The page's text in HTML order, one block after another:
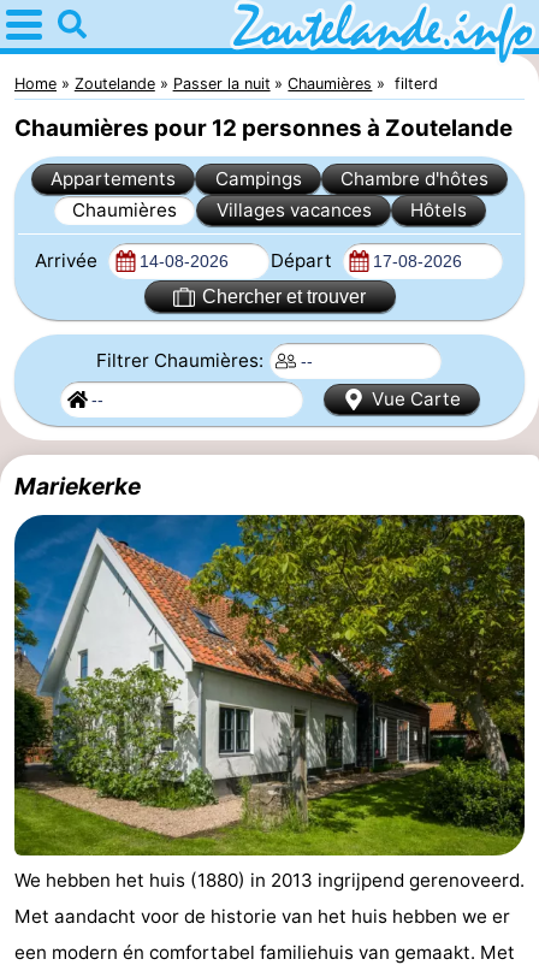
Home
Zoutelande
Astuces
Avec
enfants
Webcam
Langstraat
Webcam
Plage
Passer
la
nuit
Appartements
Aparthotel
Zoutelande
-
Duinflat
-
Duinoord
-
Duinweg
18
-
Kurhaus
-
Residentie
Soutelande
Campings
Chambre
d'hôtes
Chaumières
Home Zoutelande Passer la nuit Chaumières filterd
Chaumières pour 12 personnes à Zoutelande
Appartements Campings
Chambre d'hôtes
Chaumières
Villages vacances Hôtels
Arrivée Départ
Chercher et trouver
Filtrer Chaumières:
Vue Carte
Mariekerke
We hebben het huis (1880) in 2013 ingrijpend gerenoveerd.
Met aandacht voor de historie van het huis hebben we er
een modern én comfortabel familiehuis van gemaakt. Met